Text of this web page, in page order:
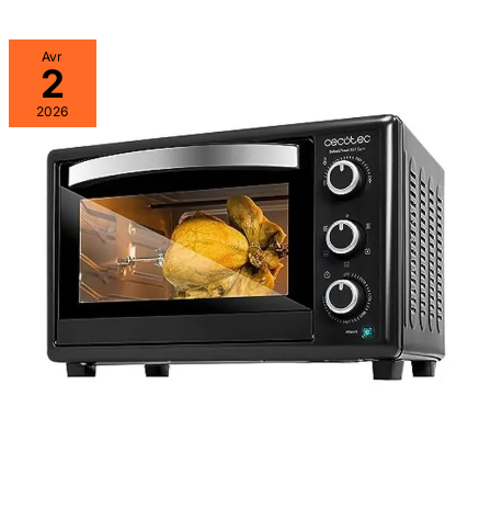
Avr
2
2026